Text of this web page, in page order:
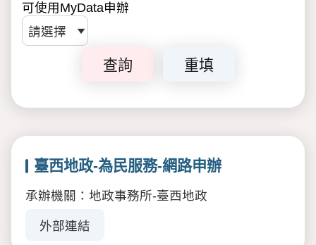
可使用MyData申辦
查詢 重填
臺西地政-為民服務-網路申辦
承辦機關：地政事務所-臺西地政
外部連結